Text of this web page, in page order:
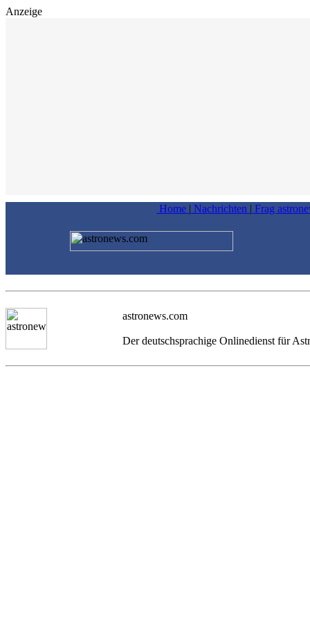
Anzeige
Home | Nachrichten | Frag
astronews.com
Der deutschsprachige Onlinedienst für